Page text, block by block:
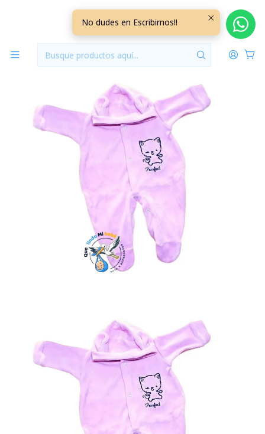
Inicio Ajuares Prematuro
Osito Plush Prematuro Gatita Rosado
No dudes en Escribirnos!!